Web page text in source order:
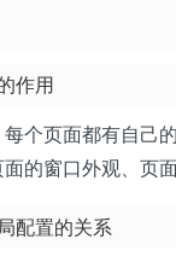
作用
个页面都有自己
的窗口外观、页
配置的关系